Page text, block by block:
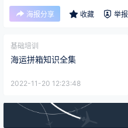
海报分享 收藏 举报
基础培训
海运拼箱知识全集
2022-11-20 12:23:48